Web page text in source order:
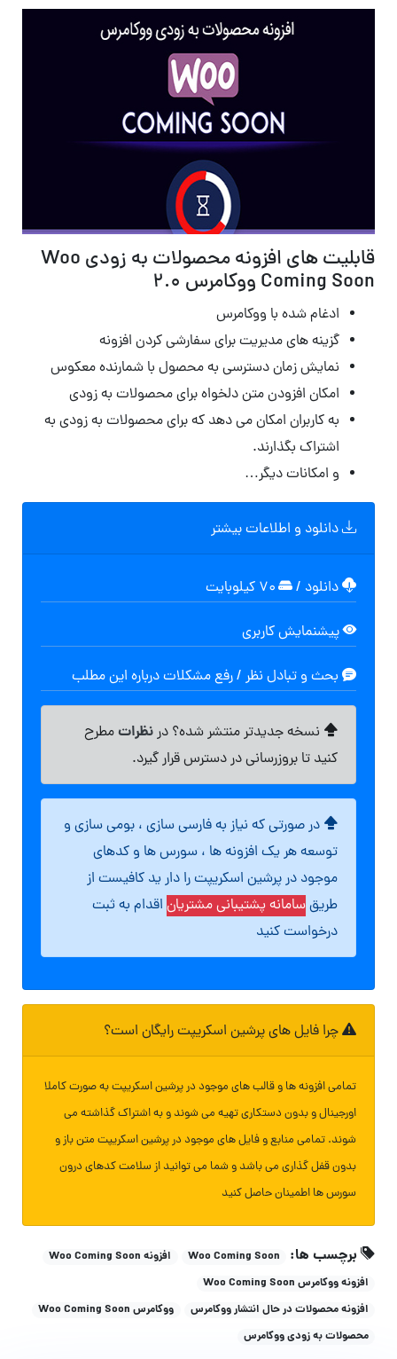
قابلیت های افزونه محصولات به زودی Woo
Coming Soon ووکامرس 2.0
ادغام شده با ووکامرس
گزینه های مدیریت برای سفارشی کردن افزونه
نمایش زمان دسترسی به محصول با شمارنده معکوس
امکان افزودن متن دلخواه برای محصولات به زودی
به کاربران امکان می دهد که برای محصولات به زودی به
اشتراک بگذارند.
و امکانات دیگر…
دانلود و اطلاعات بیشتر
دانلود /
پیشنمایش کاربری
بحث و تبادل نظر / رفع مشکلات درباره این مطلب
نسخه جدیدتر منتشر شده؟ درنظراتمطرح
کنید تا بروزرسانی در دسترس قرار گیرد.
در صورتی که نیاز به فارسی سازی ، بومی سازی و
توسعه هر یک افزونه ها ، سورس ها و کدهای
موجود در پرشین اسکریپت را دار ید کافیست از
طریقسامانه پشتیبانی مشتریان اقدام به ثبت
درخواست کنید
چرا فایل های پرشین اسکریپت رایگان است؟
تمامی افزونه ها و قالب های موجود در پرشین اسکریپت به صورت کاملا
اورجینال و بدون دستکاری تهیه می شوند و به اشتراک گذاشته می
شوند. تمامی منابع و فایل های موجود در پرشین اسکریپت متن باز و
بدون قفل گذاری می باشد و شما می توانید از سلامت کدهای درون
سورس ها اطمینان حاصل کنید
برچسب ها: Woo Coming Soon
افزونه Woo Coming Soon
افزونه ووکامرس Woo Coming Soon
افزونه محصولات در حال انتشار ووکامرس
ووکامرس Woo Coming Soon
محصولات به زودی ووکامرس